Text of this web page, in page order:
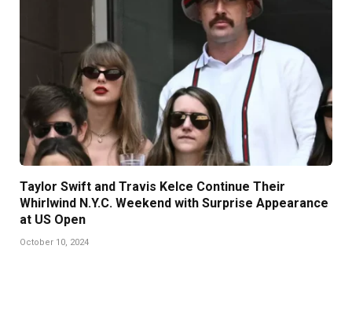
Taylor Swift and Travis Kelce Continue Their
Whirlwind N.Y.C. Weekend with Surprise Appearance
at US Open
October 10, 2024